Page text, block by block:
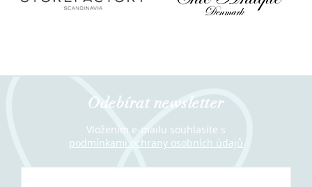
Odebírat newsletter
Vložením e-mailu souhlasíte s
podmínkami ochrany osobních údajů